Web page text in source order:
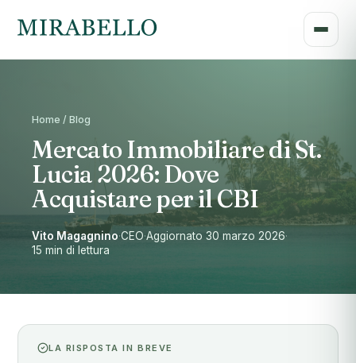
Home / Blog
Mercato Immobiliare di St.
Lucia 2026: Dove
Acquistare per il CBI
Vito Magagnino·CEO·Aggiornato 30 marzo 2026·
15 min di lettura
LA RISPOSTA IN BREVE